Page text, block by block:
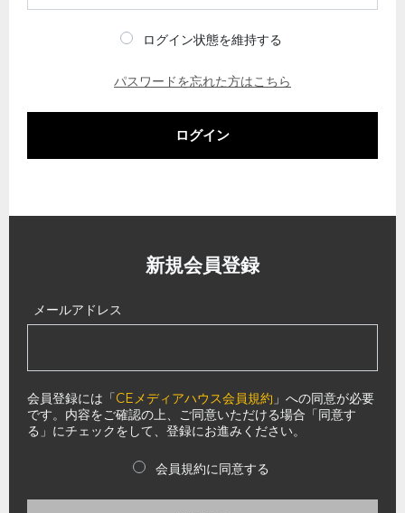
ログイン状態を維持する
パスワードを忘れた方はこちら
ログイン
新規会員登録
メールアドレス
会員登録には「CEメディアハウス会員規約 」への同意が必要
です。内容をご確認の上、ご同意いただける場合「同意す
る」にチェックをして、登録にお進みください。
会員規約に同意する